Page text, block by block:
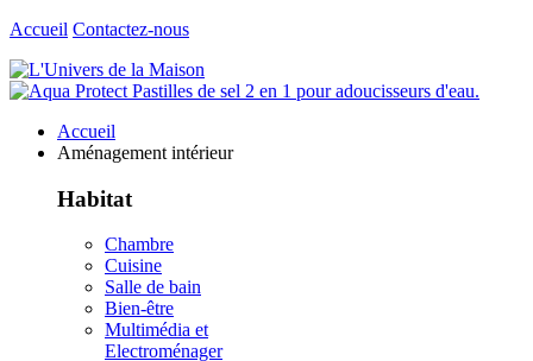
Accueil Contactez-nous
Accueil
Aménagement intérieur
Habitat
Chambre
Cuisine
Salle de bain
Bien-être
Multimédia et
Electroménager